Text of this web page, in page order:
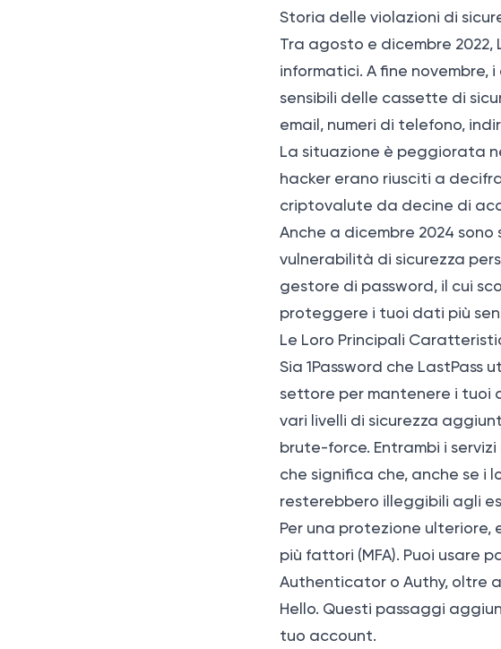
Storia delle violazioni di
Tra agosto e dicembre
informatici. A fine
sensibili delle cassette di
email, numeri di telefono,
La situazione è peggiorata
hacker erano riusciti a
criptovalute da decine di
Anche a dicembre 2024
vulnerabilità di sicurezza
gestore di password, il cui
proteggere i tuoi dati più
Le Loro Principali
Sia 1Password che LastPass
settore per mantenere i tuoi
vari livelli di sicurezza
brute-force. Entrambi i
che significa che, anche se i
resterebbero illeggibili agli
Per una protezione
più fattori (MFA). Puoi usare
Authenticator o Authy, oltre
Hello. Questi passaggi
tuo account.